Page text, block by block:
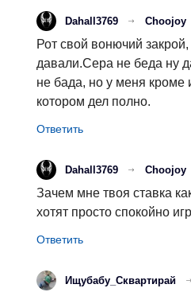
Dahall3769 Choojoy
Рот свой вонючий
давали.Сера не беда ну
не бада, но у меня кроме
котором дел полно.
Dahall3769 Choojoy
Зачем мне твоя ставка
хотят просто спокойно
Ищубабу_Сквартирай